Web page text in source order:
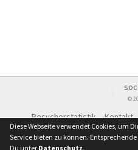
©
Besucherstatistik Kontakt
Diese Webseite verwendet Cookies, um
Service bieten zu können.
Du unter Datenschutz.